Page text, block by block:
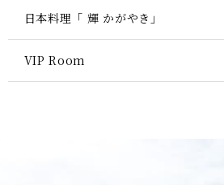
日本料理「 輝 かがやき」
VIP Room